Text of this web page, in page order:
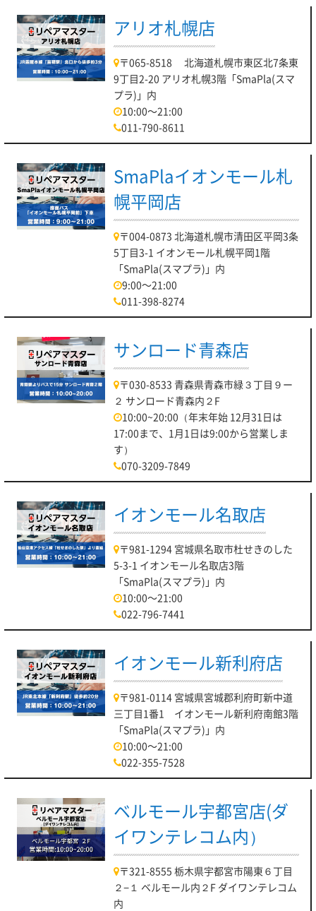
アリオ札幌店
〒065-8518 北海道札幌市東区北7条東
9丁目2-20 アリオ札幌3階「SmaPla(スマ
プラ)」内
10:00～21:00
011-790-8611
SmaPlaイオンモール札
幌平岡店
〒004-0873 北海道札幌市清田区平岡3条
5丁目3-1 イオンモール札幌平岡1階
「SmaPla(スマプラ)」内
9:00～21:00
011-398-8274
サンロード青森店
〒030-8533 青森県青森市緑３丁目９ー
２ サンロード青森内２F
10:00~20:00（年末年始 12月31日は
17:00まで、1月1日は9:00から営業しま
す）
070-3209-7849
イオンモール名取店
〒981-1294 宮城県名取市杜せきのした
5-3-1 イオンモール名取店3階
「SmaPla(スマプラ)」内
10:00～21:00
022-796-7441
イオンモール新利府店
〒981-0114 宮城県宮城郡利府町新中道
三丁目1番1 イオンモール新利府南館3階
「SmaPla(スマプラ)」内
10:00～21:00
022-355-7528
ベルモール宇都宮店(ダ
イワンテレコム内）
〒321-8555 栃木県宇都宮市陽東６丁目
２−１ ベルモール内２F ダイワンテレコム
内